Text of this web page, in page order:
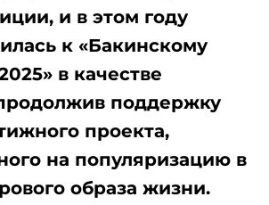
и в этом году
к «Бакинскому
в качестве
поддержку
проекта,
на популяризацию в
образа жизни.